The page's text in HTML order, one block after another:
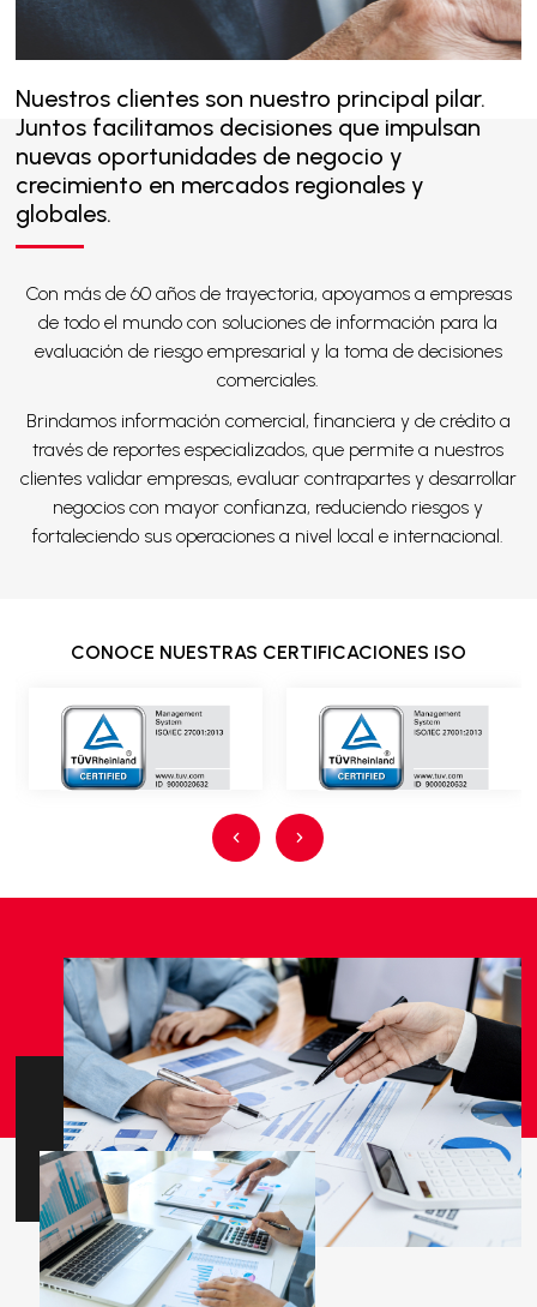
Nuestros clientes son nuestro principal pilar.
Juntos facilitamos decisiones que impulsan
nuevas oportunidades de negocio y
crecimiento en mercados regionales y
globales.
Con más de 60 años de trayectoria, apoyamos a empresas
de todo el mundo con soluciones de información para la
evaluación de riesgo empresarial y la toma de decisiones
comerciales.
Brindamos información comercial, financiera y de crédito a
través de reportes especializados, que permite a nuestros
clientes validar empresas, evaluar contrapartes y desarrollar
negocios con mayor confianza, reduciendo riesgos y
fortaleciendo sus operaciones a nivel local e internacional.
CONOCE NUESTRAS CERTIFICACIONES ISO